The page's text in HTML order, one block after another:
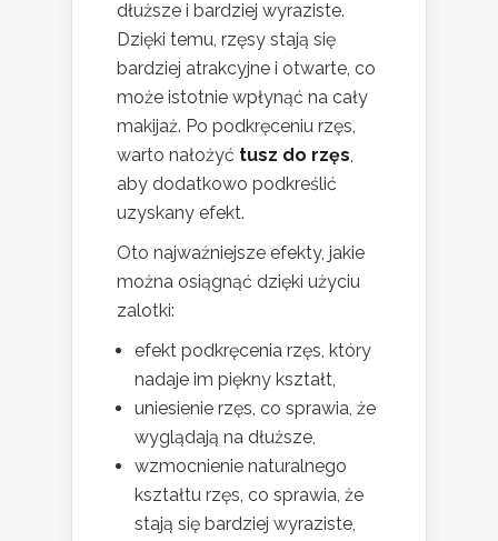
dłuższe i bardziej wyraziste.
Dzięki temu, rzęsy stają się
bardziej atrakcyjne i otwarte, co
może istotnie wpłynąć na cały
makijaż. Po podkręceniu rzęs,
warto nałożyć tusz do rzęs,
aby dodatkowo podkreślić
uzyskany efekt.
Oto najważniejsze efekty, jakie
można osiągnąć dzięki użyciu
zalotki:
efekt podkręcenia rzęs, który
nadaje im piękny kształt,
uniesienie rzęs, co sprawia, że
wyglądają na dłuższe,
wzmocnienie naturalnego
kształtu rzęs, co sprawia, że
stają się bardziej wyraziste,